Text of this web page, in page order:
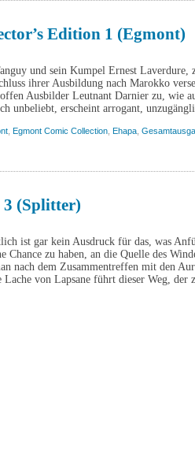
Edition 1 (Egmont)
und sein Kumpel Ernest Laverdure,
ihrer Ausbildung nach Marokko
Ausbilder Leutnant Darnier zu, wie
unbeliebt, erscheint arrogant,
Egmont Comic Collection Ehapa
3 (Splitter)
ist gar kein Ausdruck für das, was
Chance zu haben, an die Quelle des
nach dem Zusammentreffen mit den
Lache von Lapsane führt dieser Weg,